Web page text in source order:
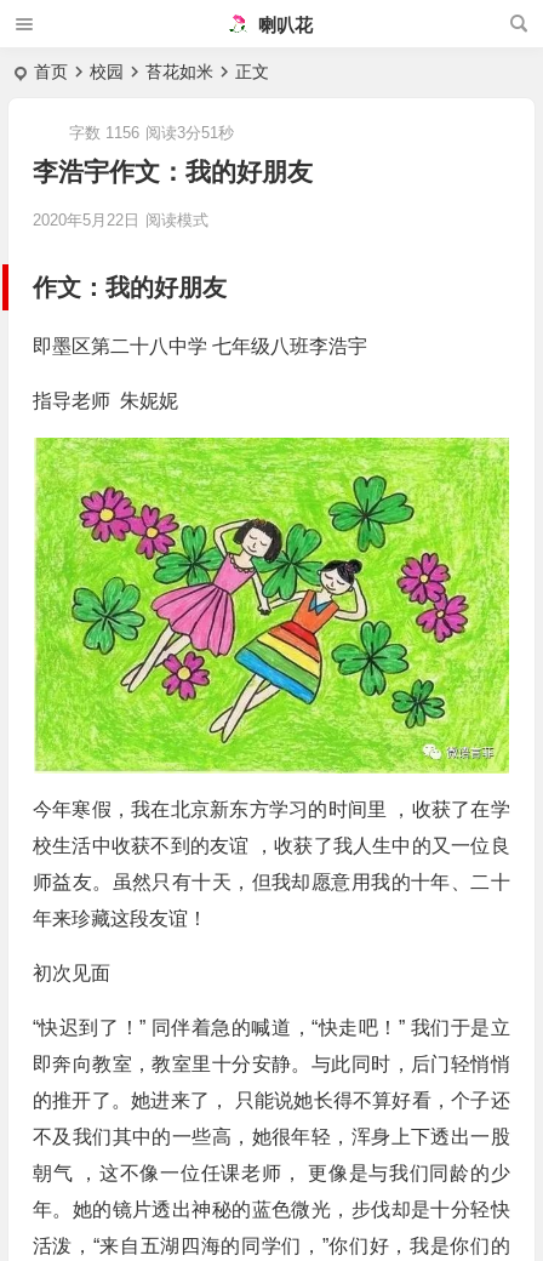
喇叭花
首页 校园 苔花如米 正文
李浩宇作文：我的好朋友
2020年5月22日
字数 1156 阅读3分51秒
阅读模式
作文：我的好朋友
即墨区第二十八中学 七年级八班李浩宇
指导老师 朱妮妮
今年寒假，我在北京新东方学习的时间里 ，收获了在学
校生活中收获不到的友谊 ，收获了我人生中的又一位良
师益友。虽然只有十天，但我却愿意用我的十年、二十
年来珍藏这段友谊！
初次见面
“快迟到了！” 同伴着急的喊道，“快走吧！” 我们于是立
即奔向教室，教室里十分安静。与此同时，后门轻悄悄
的推开了。她进来了， 只能说她长得不算好看，个子还
不及我们其中的一些高，她很年轻，浑身上下透出一股
朝气 ，这不像一位任课老师， 更像是与我们同龄的少
年。她的镜片透出神秘的蓝色微光，步伐却是十分轻快
活泼，“来自五湖四海的同学们，”你们好，我是你们的